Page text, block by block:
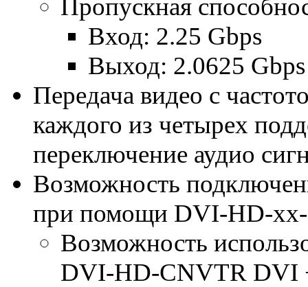
Пропускная
Вход: 2.25 Gbps
Выход: 2.0625 Gbps
Передача видео с
каждого из четырех
переключение аудио
Возможность
при помощи DVI-HD-xx-
Возможность
DVI-HD-CNVTR DVI